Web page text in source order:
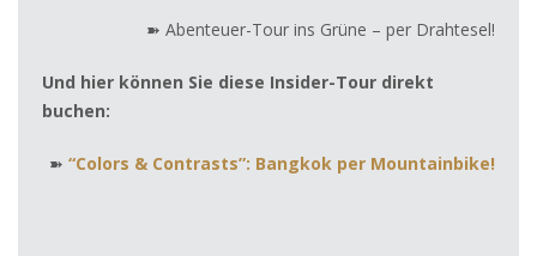
➽ Abenteuer-Tour ins Grüne – per Drahtesel!
Und hier können Sie diese Insider-Tour direkt
buchen:
➽ “Colors & Contrasts”: Bangkok per Mountainbike!